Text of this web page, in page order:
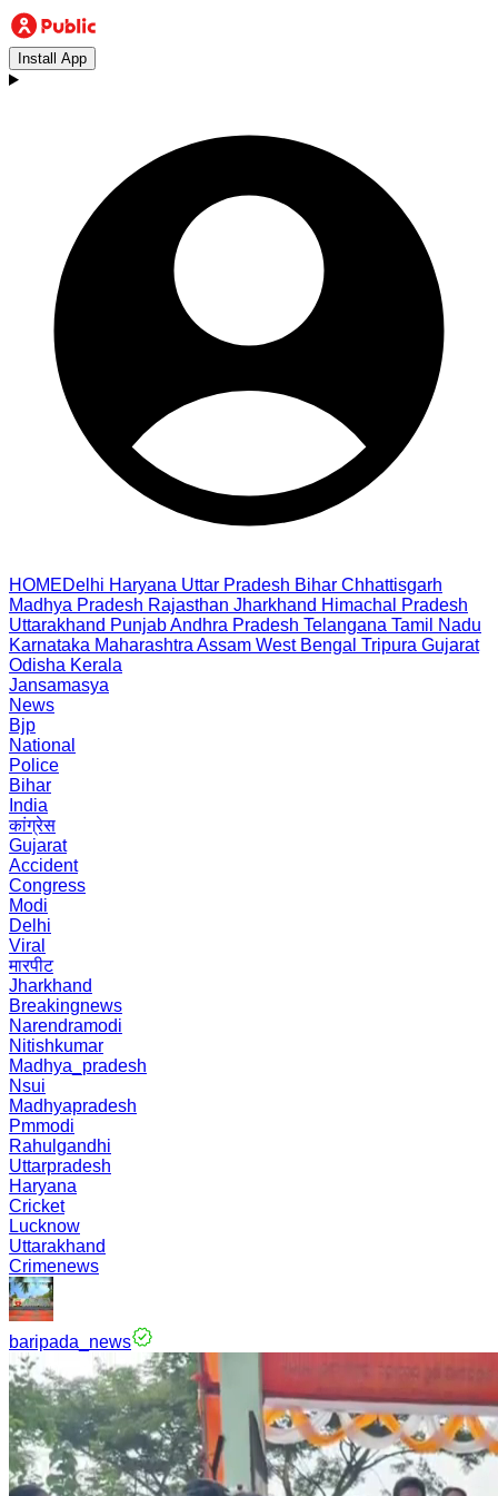
Install App
HOMEDelhi Haryana Uttar Pradesh Bihar Chhattisgarh
Madhya Pradesh Rajasthan Jharkhand Himachal Pradesh
Uttarakhand PunjabAndhra Pradesh Telangana Tamil Nadu
Karnataka Maharashtra Assam West Bengal Tripura Gujarat
Odisha Kerala
Jansamasya
News
Bjp
National
Police
Bihar
India
कांग्रेस
Gujarat
Accident
Congress
Modi
Delhi
Viral
मारपीट
Jharkhand
Breakingnews
Narendramodi
Nitishkumar
Madhya_pradesh
Nsui
Madhyapradesh
Pmmodi
Rahulgandhi
Uttarpradesh
Haryana
Cricket
Lucknow
Uttarakhand
Crimenews
baripada_news